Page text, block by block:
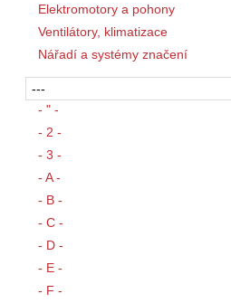
Elektromotory a pohony
Ventilátory, klimatizace
Nářadí a systémy značení
- " -
- 2 -
- 3 -
- A -
- B -
- C -
- D -
- E -
- F -